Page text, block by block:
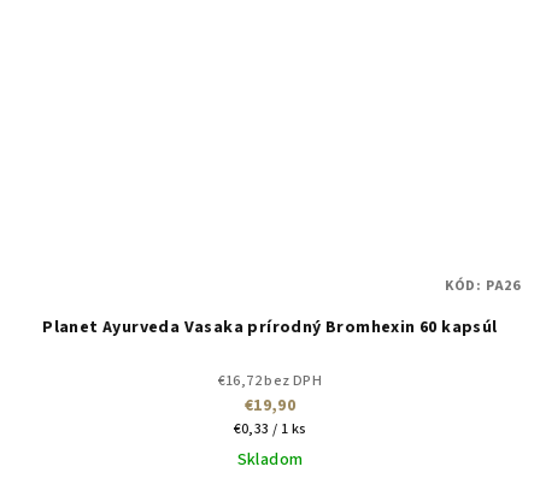
Planet Ayurveda Vasaka prírodný Bromhexin 60 kapsúl
€16,72 bez DPH
€19,90
Jednotková
cena:
€0,33 / 1 ks
Skladom
KÓD: PA26